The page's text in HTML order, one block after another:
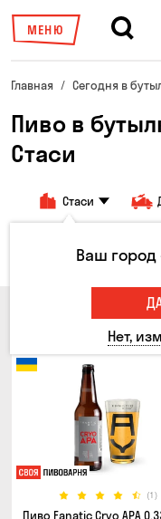
МЕНЮ
Главная Сегодня в
Пиво в
Стаси
Стаси
Все товары
(1)
Пиво Fanatic Cryo APA
Ваш
Нет,